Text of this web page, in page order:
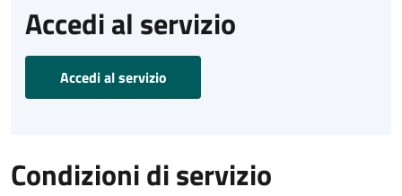
Accedi al servizio
Accedi al servizio
Condizioni di servizio